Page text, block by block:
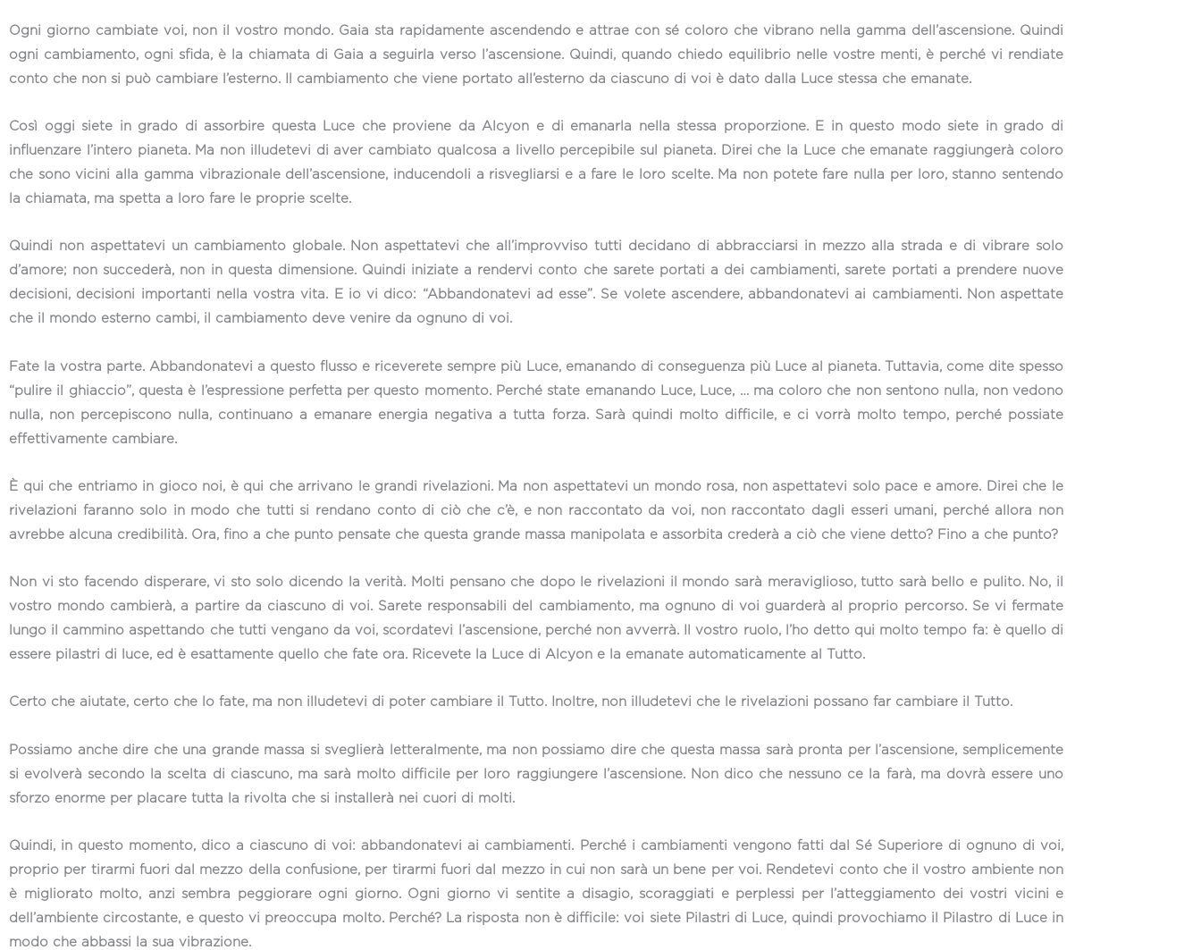
Ogni giorno cambiate voi, non il vostro mondo. Gaia sta rapidamente ascendendo e attrae con sé coloro che vibrano nella gamma dell’ascensione. Quindi
ogni cambiamento, ogni sfida, è la chiamata di Gaia a seguirla verso l’ascensione. Quindi, quando chiedo equilibrio nelle vostre menti, è perché vi rendiate
conto che non si può cambiare l’esterno. Il cambiamento che viene portato all’esterno da ciascuno di voi è dato dalla Luce stessa che emanate.
Così oggi siete in grado di assorbire questa Luce che proviene da Alcyon e di emanarla nella stessa proporzione. E in questo modo siete in grado di
influenzare l’intero pianeta. Ma non illudetevi di aver cambiato qualcosa a livello percepibile sul pianeta. Direi che la Luce che emanate raggiungerà coloro
che sono vicini alla gamma vibrazionale dell’ascensione, inducendoli a risvegliarsi e a fare le loro scelte. Ma non potete fare nulla per loro, stanno sentendo
la chiamata, ma spetta a loro fare le proprie scelte.
Quindi non aspettatevi un cambiamento globale. Non aspettatevi che all’improvviso tutti decidano di abbracciarsi in mezzo alla strada e di vibrare solo
d’amore; non succederà, non in questa dimensione. Quindi iniziate a rendervi conto che sarete portati a dei cambiamenti, sarete portati a prendere nuove
decisioni, decisioni importanti nella vostra vita. E io vi dico: “Abbandonatevi ad esse”. Se volete ascendere, abbandonatevi ai cambiamenti. Non aspettate
che il mondo esterno cambi, il cambiamento deve venire da ognuno di voi.
Fate la vostra parte. Abbandonatevi a questo flusso e riceverete sempre più Luce, emanando di conseguenza più Luce al pianeta. Tuttavia, come dite spesso
“pulire il ghiaccio”, questa è l’espressione perfetta per questo momento. Perché state emanando Luce, Luce, … ma coloro che non sentono nulla, non vedono
nulla, non percepiscono nulla, continuano a emanare energia negativa a tutta forza. Sarà quindi molto difficile, e ci vorrà molto tempo, perché possiate
effettivamente cambiare.
È qui che entriamo in gioco noi, è qui che arrivano le grandi rivelazioni. Ma non aspettatevi un mondo rosa, non aspettatevi solo pace e amore. Direi che le
rivelazioni faranno solo in modo che tutti si rendano conto di ciò che c’è, e non raccontato da voi, non raccontato dagli esseri umani, perché allora non
avrebbe alcuna credibilità. Ora, fino a che punto pensate che questa grande massa manipolata e assorbita crederà a ciò che viene detto? Fino a che punto?
Non vi sto facendo disperare, vi sto solo dicendo la verità. Molti pensano che dopo le rivelazioni il mondo sarà meraviglioso, tutto sarà bello e pulito. No, il
vostro mondo cambierà, a partire da ciascuno di voi. Sarete responsabili del cambiamento, ma ognuno di voi guarderà al proprio percorso. Se vi fermate
lungo il cammino aspettando che tutti vengano da voi, scordatevi l’ascensione, perché non avverrà. Il vostro ruolo, l’ho detto qui molto tempo fa: è quello di
essere pilastri di luce, ed è esattamente quello che fate ora. Ricevete la Luce di Alcyon e la emanate automaticamente al Tutto.
Certo che aiutate, certo che lo fate, ma non illudetevi di poter cambiare il Tutto. Inoltre, non illudetevi che le rivelazioni possano far cambiare il Tutto.
Possiamo anche dire che una grande massa si sveglierà letteralmente, ma non possiamo dire che questa massa sarà pronta per l’ascensione, semplicemente
si evolverà secondo la scelta di ciascuno, ma sarà molto difficile per loro raggiungere l’ascensione. Non dico che nessuno ce la farà, ma dovrà essere uno
sforzo enorme per placare tutta la rivolta che si installerà nei cuori di molti.
Quindi, in questo momento, dico a ciascuno di voi: abbandonatevi ai cambiamenti. Perché i cambiamenti vengono fatti dal Sé Superiore di ognuno di voi,
proprio per tirarmi fuori dal mezzo della confusione, per tirarmi fuori dal mezzo in cui non sarà un bene per voi. Rendetevi conto che il vostro ambiente non
è migliorato molto, anzi sembra peggiorare ogni giorno. Ogni giorno vi sentite a disagio, scoraggiati e perplessi per l’atteggiamento dei vostri vicini e
dell’ambiente circostante, e questo vi preoccupa molto. Perché? La risposta non è difficile: voi siete Pilastri di Luce, quindi provochiamo il Pilastro di Luce in
modo che abbassi la sua vibrazione.